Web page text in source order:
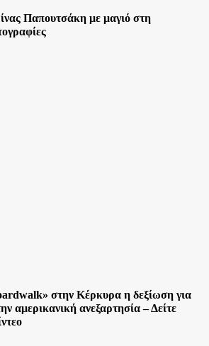
Παπουτσάκη με μαγιό στη
στην Κέρκυρα η δεξίωση για
αμερικανική ανεξαρτησία – Δείτε